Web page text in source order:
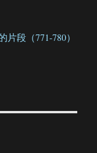
段（771-780）